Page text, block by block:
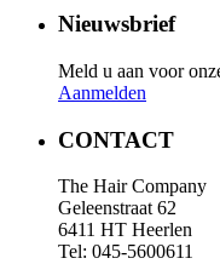
Nieuwsbrief
Meld u aan voor
Aanmelden
CONTACT
The Hair Company
Geleenstraat 62
6411 HT Heerlen
Tel: 045-5600611